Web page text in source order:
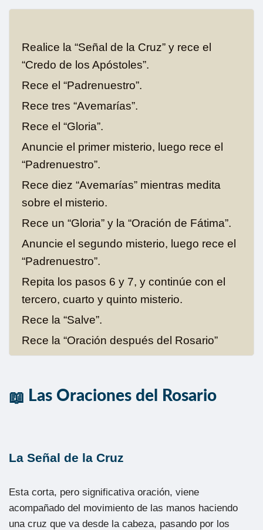
Realice la “Señal de la Cruz” y rece el
“Credo de los Apóstoles”.
Rece el “Padrenuestro”.
Rece tres “Avemarías”.
Rece el “Gloria”.
Anuncie el primer misterio, luego rece el
“Padrenuestro”.
Rece diez “Avemarías” mientras medita
sobre el misterio.
Rece un “Gloria” y la “Oración de Fátima”.
Anuncie el segundo misterio, luego rece el
“Padrenuestro”.
Repita los pasos 6 y 7, y continúe con el
tercero, cuarto y quinto misterio.
Rece la “Salve”.
Rece la “Oración después del Rosario”
Las Oraciones del Rosario
La Señal de la Cruz
Esta corta, pero significativa oración, viene
acompañado del movimiento de las manos haciendo
una cruz que va desde la cabeza, pasando por los